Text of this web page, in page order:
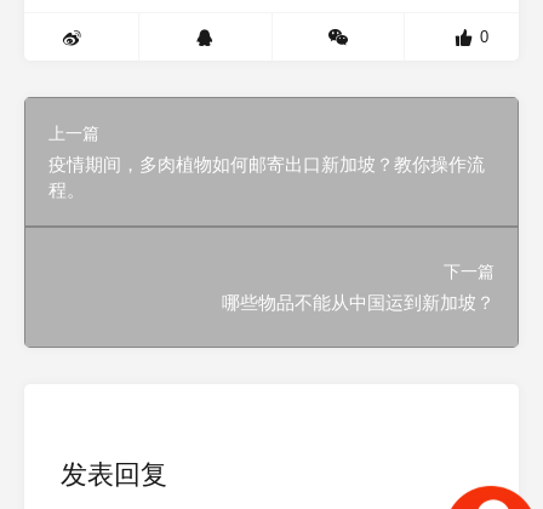
0
上一篇
疫情期间，多肉植物如何邮寄出口新加坡？教你操作流
程。
下一篇
哪些物品不能从中国运到新加坡？
发表回复